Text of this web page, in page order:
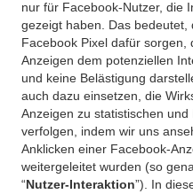
nur für Facebook-Nutzer, die
gezeigt haben. Das bedeutet,
Facebook Pixel dafür sorgen,
Anzeigen dem potenziellen
und keine Belästigung
auch dazu einsetzen, die
Anzeigen zu statistischen
verfolgen, indem wir uns
Anklicken einer Facebook-
weitergeleitet wurden (so
“Nutzer-Interaktion”). In